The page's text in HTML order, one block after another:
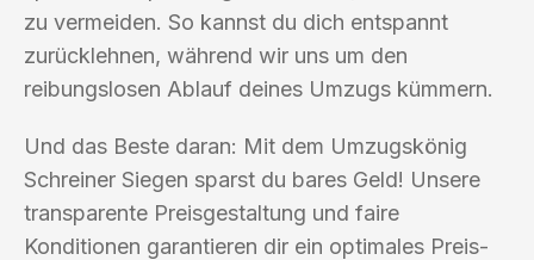
zu vermeiden. So kannst du dich entspannt
zurücklehnen, während wir uns um den
reibungslosen Ablauf deines Umzugs kümmern.
Und das Beste daran: Mit dem Umzugskönig
Schreiner Siegen sparst du bares Geld! Unsere
transparente Preisgestaltung und faire
Konditionen garantieren dir ein optimales Preis-